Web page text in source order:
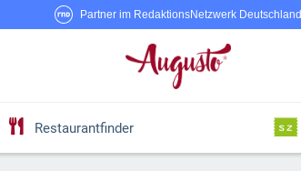
Partner im RedaktionsNetzwerk Deutschland
Restaurantfinder